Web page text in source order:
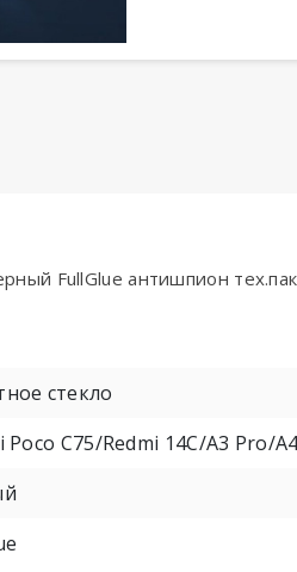
FullGlue антишпион тех.пак
стекло
Poco C75/Redmi 14C/A3 Pro/